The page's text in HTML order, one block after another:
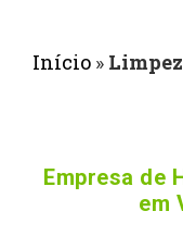
Início »
Empresa de
em